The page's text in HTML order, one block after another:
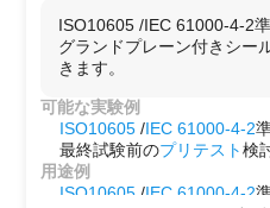
解析
・BMS回路波形解析・絶縁
・長期在庫品の補充電・不
用途例
・自社充放電
装置が稼働中
・新規事業立ち上げ期に 電
間で確保したい場合
・海外調達した
パック
を設計担当者
ISO10605 /IEC 61000-4-2
グランドプレーン付きシー
きます。
可能な実験例
ISO10605 /IEC 61000-4-2
最終試験前のプリテスト検
用途例
ISO10605 /IEC 61000-4-2